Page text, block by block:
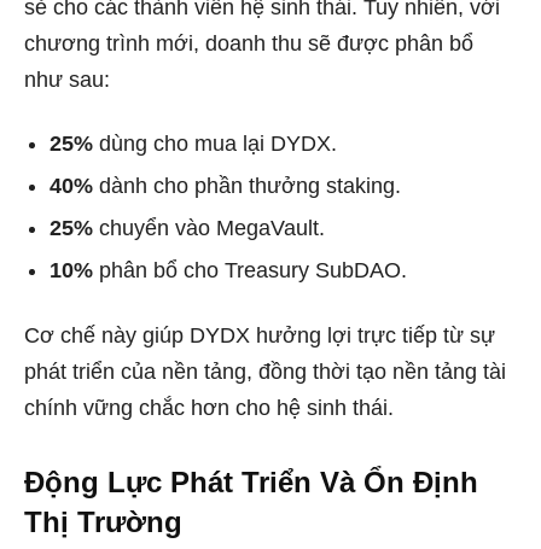
sẻ cho các thành viên hệ sinh thái. Tuy nhiên, với
chương trình mới, doanh thu sẽ được phân bổ
như sau:
25% dùng cho mua lại DYDX.
40% dành cho phần thưởng staking.
25% chuyển vào MegaVault.
10% phân bổ cho Treasury SubDAO.
Cơ chế này giúp DYDX hưởng lợi trực tiếp từ sự
phát triển của nền tảng, đồng thời tạo nền tảng tài
chính vững chắc hơn cho hệ sinh thái.
Động Lực Phát Triển Và Ổn Định
Thị Trường